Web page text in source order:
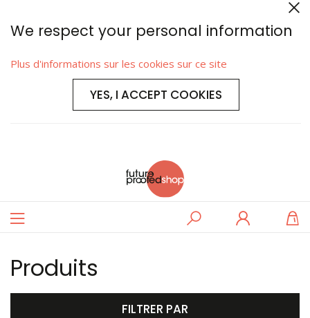
We respect your personal information
Plus d'informations sur les cookies sur ce site
YES, I ACCEPT COOKIES
Basculer
Rechercher
Produits
FILTRER PAR